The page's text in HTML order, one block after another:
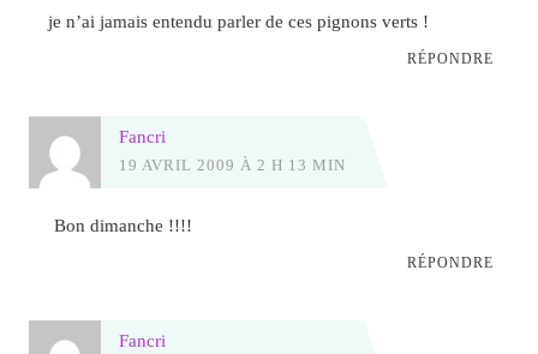
je n’ai jamais entendu parler de ces pignons verts !
RÉPONDRE
Fancri
19 AVRIL 2009 À 2 H 13 MIN
Bon dimanche !!!!
RÉPONDRE
Fancri